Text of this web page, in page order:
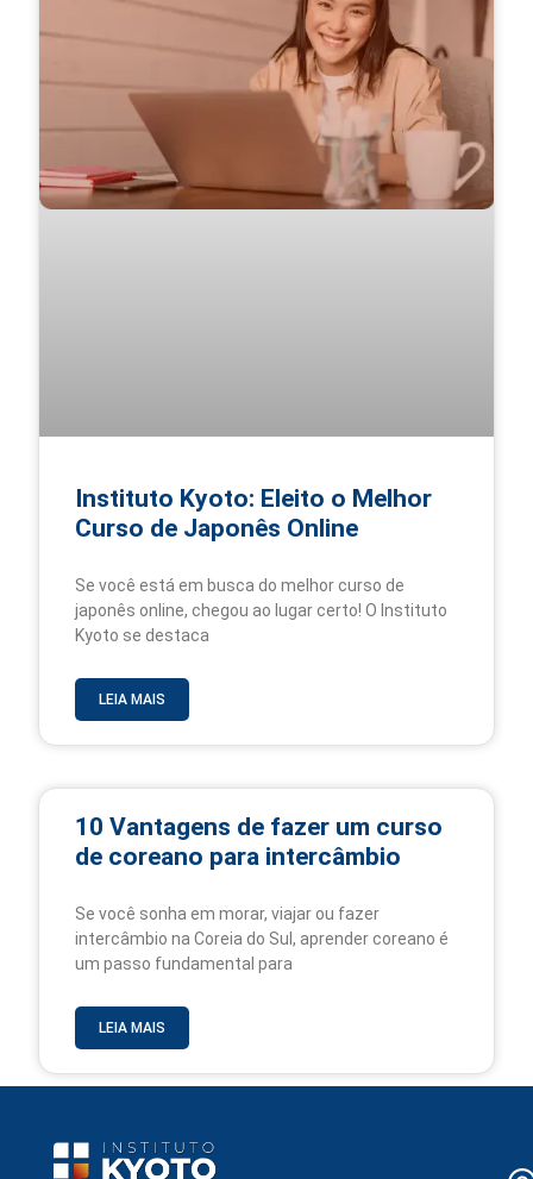
Instituto Kyoto: Eleito o Melhor
Curso de Japonês Online
Se você está em busca do melhor curso de
japonês online, chegou ao lugar certo! O Instituto
Kyoto se destaca
LEIA MAIS
10 Vantagens de fazer um curso
de coreano para intercâmbio
Se você sonha em morar, viajar ou fazer
intercâmbio na Coreia do Sul, aprender coreano é
um passo fundamental para
LEIA MAIS